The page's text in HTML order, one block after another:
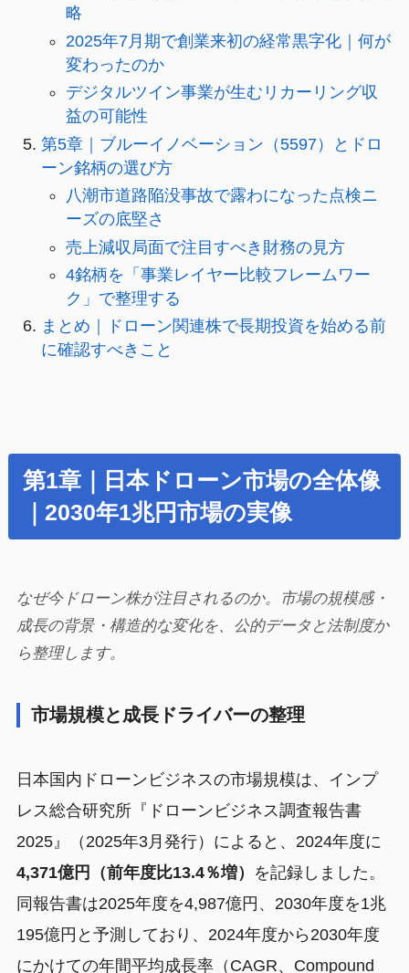
略
2025年7月期で創業来初の経常黒字化｜何が
変わったのか
デジタルツイン事業が生むリカーリング収
益の可能性
第5章｜ブルーイノベーション（5597）とドロ
ーン銘柄の選び方
八潮市道路陥没事故で露わになった点検ニ
ーズの底堅さ
売上減収局面で注目すべき財務の見方
4銘柄を「事業レイヤー比較フレームワー
ク」で整理する
まとめ｜ドローン関連株で長期投資を始める前
に確認すべきこと
第1章｜日本ドローン市場の全体像
｜2030年1兆円市場の実像
なぜ今ドローン株が注目されるのか。市場の規模感・
成長の背景・構造的な変化を、公的データと法制度か
ら整理します。
市場規模と成長ドライバーの整理
日本国内ドローンビジネスの市場規模は、インプ
レス総合研究所『ドローンビジネス調査報告書
2025』（2025年3月発行）によると、2024年度に
4,371億円（前年度比13.4％増）
を記録しました。
同報告書は2025年度を4,987億円、2030年度を1兆
195億円と予測しており、2024年度から2030年度
にかけての年間平均成長率（CAGR、Compound